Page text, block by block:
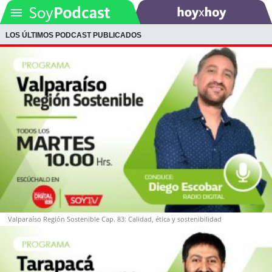
SOYTV
Podcast
Actualidad
Entretención
Economía
Deportes
Tecnología
LOS ÚLTIMOS PODCAST PUBLICADOS
Valparaíso Región Sostenible Cap. 83: Calidad, ética y sostenibilidad